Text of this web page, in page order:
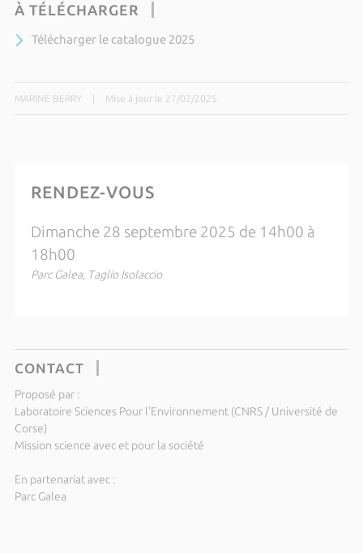
À TÉLÉCHARGER
Télécharger le catalogue 2025
MARINE BERRY Mise à jour le 27/02/2025
RENDEZ-VOUS
Dimanche 28 septembre 2025 de 14h00 à
18h00
Parc Galea, Taglio Isolaccio
CONTACT
Proposé par :
Laboratoire Sciences Pour l'Environnement (CNRS / Université de
Corse)
Mission science avec et pour la société
En partenariat avec :
Parc Galea